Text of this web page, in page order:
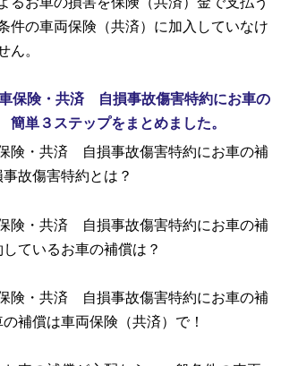
件の車両保険（共済）に加入していなけ
ん。
保険・共済 自損事故傷害特約にお車の
単３ステップをまとめました。
険・共済 自損事故傷害特約にお車の補
故傷害特約とは？
険・共済 自損事故傷害特約にお車の補
ているお車の補償は？
険・共済 自損事故傷害特約にお車の補
補償は車両保険（共済）で！